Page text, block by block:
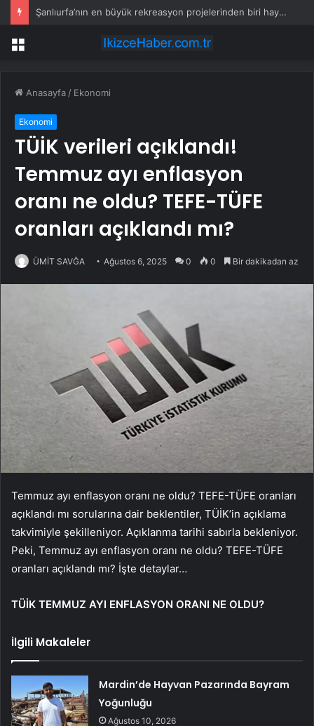
Şanlıurfa’nın en büyük rekreasyon projelerinden biri hayata geçiyor
Menü
Anasayfa / Ekonomi
Ekonomi
TÜİK verileri açıklandı!
Temmuz ayı enflasyon
oranı ne oldu? TEFE-TÜFE
oranları açıklandı mı?
ÜMİT SAVĞA Ağustos 6, 2025 0 0 Bir dakikadan az
Temmuz ayı enflasyon oranı ne oldu? TEFE-TÜFE oranları
açıklandı mı sorularına dair beklentiler, TÜİK’in açıklama
takvimiyle şekilleniyor. Açıklanma tarihi sabırla bekleniyor.
Peki, Temmuz ayı enflasyon oranı ne oldu? TEFE-TÜFE
oranları açıklandı mı? İşte detaylar…
TÜİK TEMMUZ AYI ENFLASYON ORANI NE OLDU?
İlgili Makaleler
Mardin’de Hayvan Pazarında Bayram
Yoğunluğu
Ağustos 10, 2026